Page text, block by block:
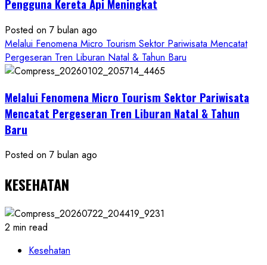
Pengguna Kereta Api Meningkat
Posted on 7 bulan ago
Melalui Fenomena Micro Tourism Sektor Pariwisata Mencatat
Pergeseran Tren Liburan Natal & Tahun Baru
Melalui Fenomena Micro Tourism Sektor Pariwisata
Mencatat Pergeseran Tren Liburan Natal & Tahun
Baru
Posted on 7 bulan ago
KESEHATAN
2 min read
Kesehatan